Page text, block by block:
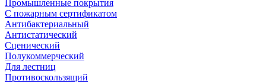
Промышленные покрытия
С пожарным сертификатом
Антибактериальный
Антистатический
Сценический
Полукоммерческий
Для лестниц
Противоскользящий